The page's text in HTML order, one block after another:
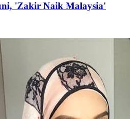
'Zakir Naik Malaysia'